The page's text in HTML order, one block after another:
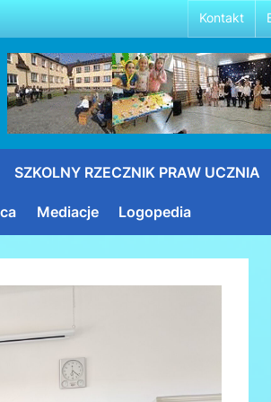
Kontakt
SZKOLNY RZECZNIK PRAW UCZNIA
Mediacje Logopedia